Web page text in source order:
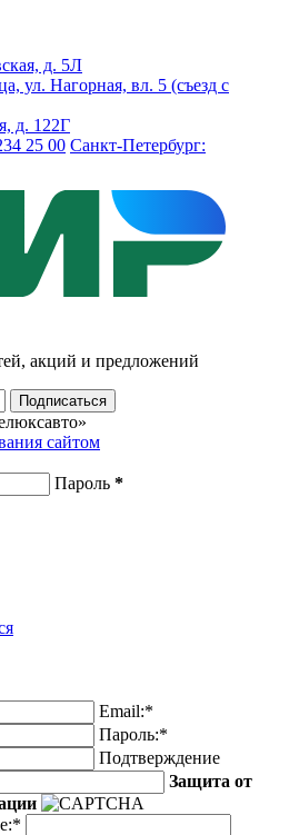
д. 5Л
ул. Нагорная, вл. 5 (съезд с
д. 122Г
25 00 Санкт-Петербург:
акций и предложений
сайтом
Пароль *
Email:*
Пароль:*
Подтверждение
Защита от
:*